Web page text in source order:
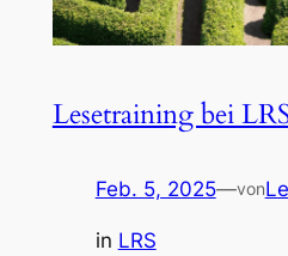
Lesetraining bei
Feb. 5, 2025—von
in LRS